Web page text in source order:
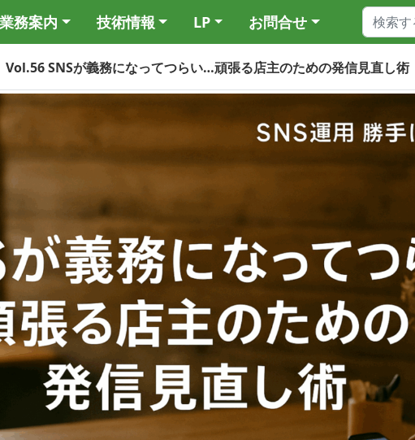
業務案内 技術情報 LP お問合せ
Vol.56 SNSが義務になってつらい…頑張る店主のための発信見直し術